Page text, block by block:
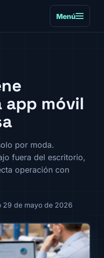
Menú
app móvil
por moda.
fuera del escritorio,
operación con
29 de mayo de 2026